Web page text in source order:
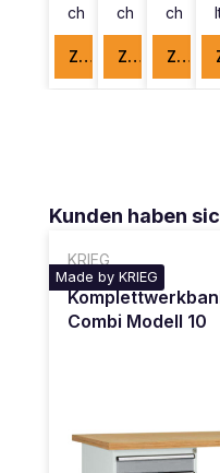
ch
Zum Produkt
ch
Zum Produkt
ch
Zum Produkt
Produktgalerie
Kunden haben
KRIEG
Made by KRIEG
Combi Modell 10